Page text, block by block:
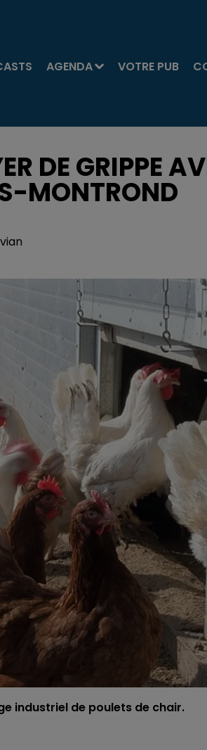
AGENDA VOTRE PUB
DE GRIPPE
MONTROND
industriel de poulets de chair.